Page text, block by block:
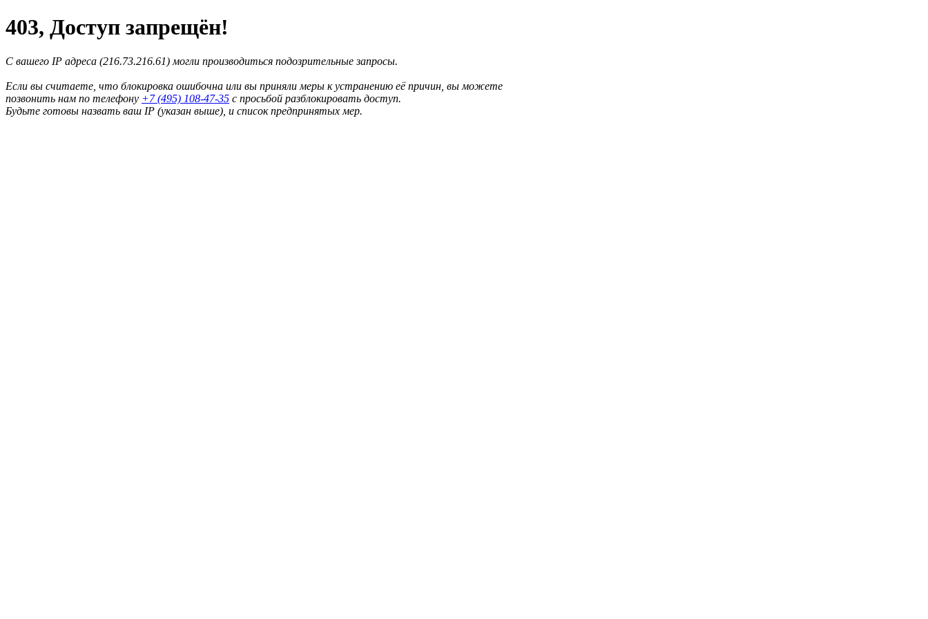
403, Доступ запрещён!
С вашего IP адреса (216.73.216.61) могли производиться подозрительные запросы.
Если вы считаете, что блокировка ошибочна или вы приняли меры к устранению её причин, вы можете
позвонить нам по телефону +7 (495) 108-47-35 с просьбой разблокировать доступ.
Будьте готовы назвать ваш IP (указан выше), и список предпринятых мер.